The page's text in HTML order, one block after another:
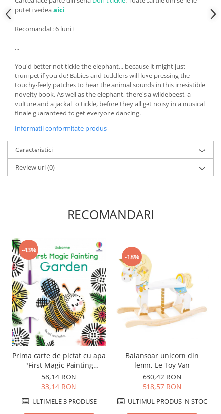
puteti vedeaaici
Recomandat: 6 luni+
...
You'd better not tickle the elephant... because it might just
trumpet if you do! Babies and toddlers will love pressing the
touchy-feely patches to hear the animal sounds in this irresistible
novelty book. As well as the elephant, there's a wildebeest, a
vulture and a jackal to tickle, before they all get noisy in a musical
finale guaranteed to get everyone dancing.
Informatii conformitate produs
Caracteristici
Review-uri(0)
RECOMANDARI
-43%
Prima carte de pictat cu apa
"First Magic Painting
Garden", Usborne
58,14 RON
33,14 RON
ULTIMELE 3 PRODUSE
-18%
Balansoar unicorn din
lemn, Le Toy Van
630,42 RON
518,57 RON
ULTIMUL PRODUS IN STOC